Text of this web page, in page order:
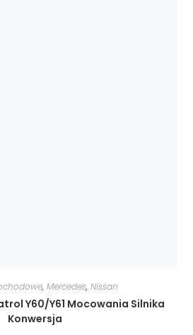
, Mercedes, Nissan
Y60/Y61 Mocowania Silnika
Konwersja